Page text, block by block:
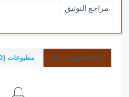
مراجع التوثيق
المخطوطات (1) مطبوعات (0)